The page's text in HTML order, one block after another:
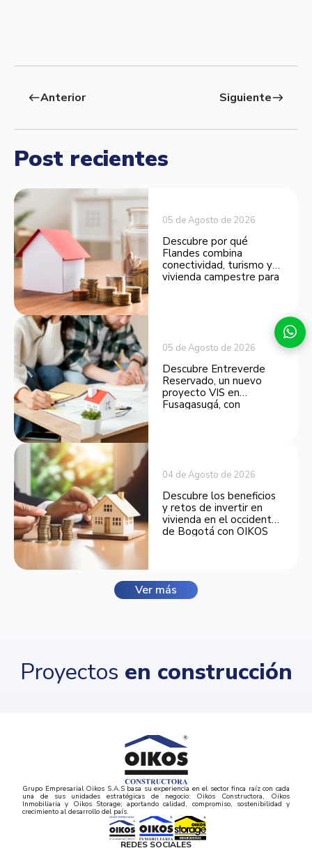
westAnterior Siguienteeast
Post recientes
05 de Agosto de 2026
Descubre por qué
Flandes combina
conectividad, turismo y
vivienda campestre para
05 de Agosto de 2026
Descubre Entreverde
Reservado, un nuevo
proyecto VIS en
Fusagasugá, con
04 de Agosto de 2026
Descubre los beneficios
y retos de invertir en
vivienda en el occidente
de Bogotá con OIKOS
Ver más
Proyectos en construcción
Grupo Empresarial Oikos S.A.S basa su experiencia en el sector finca raíz con cada
una de sus unidades estratégicas de negocio: Oikos Constructora, Oikos
Inmobiliaria y Oikos Storage; aportando calidad, compromiso, sostenibilidad y
crecimiento al desarrollo del país.
REDES SOCIALES